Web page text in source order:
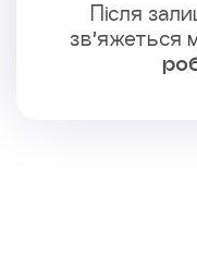
Після
зв’яжеться